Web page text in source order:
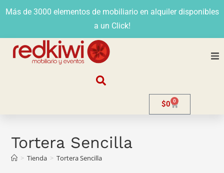
Más de 3000 elementos de mobiliario en alquiler disponibles
a un Click!
$0 0
Tortera Sencilla
> Tienda > Tortera Sencilla